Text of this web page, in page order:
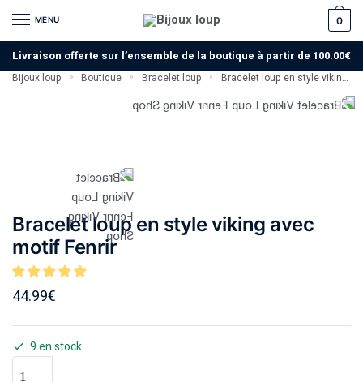
MENU 0
Livraison offerte sur l’ensemble de la boutique à partir de 100.00€
Bijoux loup » Boutique » Bracelet loup » Bracelet loup en style viking avec motif Fenrir
Bracelet loup en style viking avec
motif Fenrir
44.99€
9 en stock